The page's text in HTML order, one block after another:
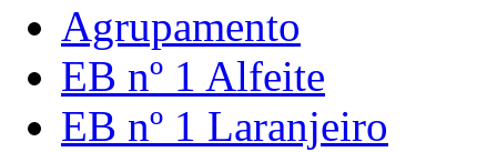
Agrupamento
EB nº 1 Alfeite
EB nº 1 Laranjeiro